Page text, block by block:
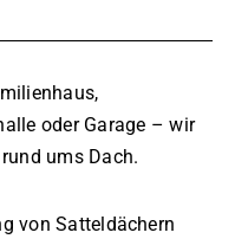
oder Garage – wir
ums Dach.
von Satteldächern